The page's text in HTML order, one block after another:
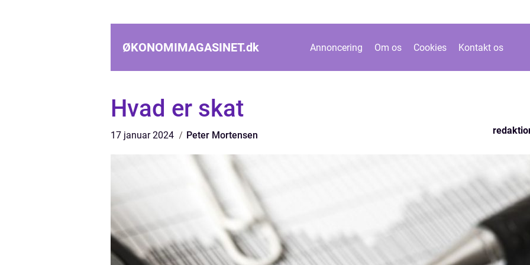
ØKONOMIMAGASINET.dk Annoncering Om os Cookies Kontakt os
Hvad er skat
17 januar 2024 Peter Mortensen